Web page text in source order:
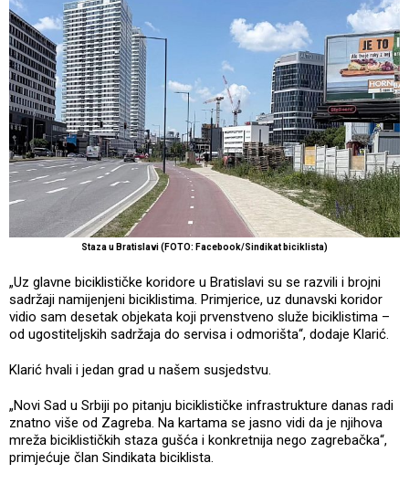
Staza u Bratislavi (FOTO: Facebook/Sindikat biciklista)
„Uz glavne biciklističke koridore u Bratislavi su se razvili i brojni
sadržaji namijenjeni biciklistima. Primjerice, uz dunavski koridor
vidio sam desetak objekata koji prvenstveno služe biciklistima –
od ugostiteljskih sadržaja do servisa i odmorišta“, dodaje Klarić.
Klarić hvali i jedan grad u našem susjedstvu.
„Novi Sad u Srbiji po pitanju biciklističke infrastrukture danas radi
znatno više od Zagreba. Na kartama se jasno vidi da je njihova
mreža biciklističkih staza gušća i konkretnija nego zagrebačka“,
primjećuje član Sindikata biciklista.